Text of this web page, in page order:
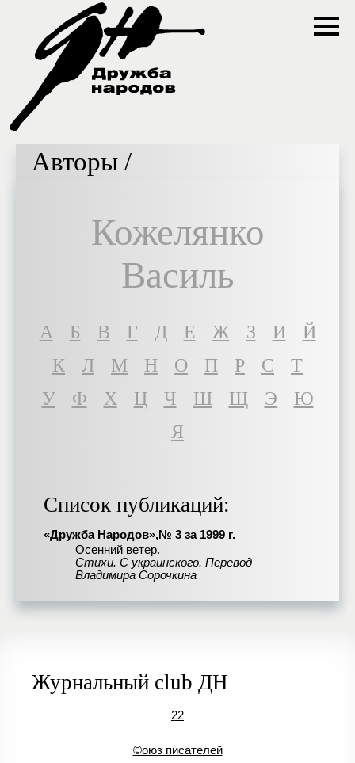
Авторы /
Кожелянко
Василь
A Б В Г Д Е Ж З И
Й
К
Л М Н О П Р С
Т
У
Ф Х Ц Ч Ш Щ Э
Ю
Я
Список публикаций:
«Дружба Народов»,№ 3 за 1999 г.
Осенний ветер.
Стихи. С украинского. Перевод
Владимира Сорочкина
Журнальный club ДН
22
©оюз писателей